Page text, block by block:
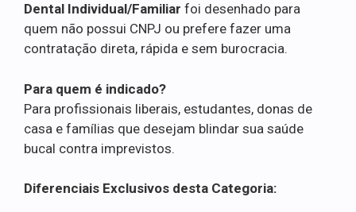
Dental Individual/Familiar foi desenhado para
quem não possui CNPJ ou prefere fazer uma
contratação direta, rápida e sem burocracia.
Para quem é indicado?
Para profissionais liberais, estudantes, donas de
casa e famílias que desejam blindar sua saúde
bucal contra imprevistos.
Diferenciais Exclusivos desta Categoria: